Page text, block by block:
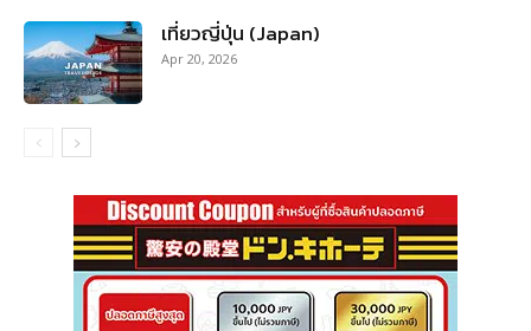
เที่ยวญี่ปุ่น (Japan)
Apr 20, 2026